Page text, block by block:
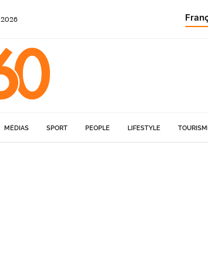
2026
MÉDIAS SPORT PEOPLE LIFESTYLE